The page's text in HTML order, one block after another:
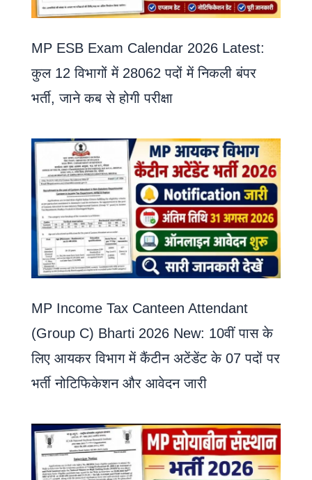
MP ESB Exam Calendar 2026 Latest:
कुल 12 विभागों में 28062 पदों में निकली बंपर
भर्ती, जाने कब से होगी परीक्षा
MP Income Tax Canteen Attendant
(Group C) Bharti 2026 New: 10वीं पास के
लिए आयकर विभाग में कैंटीन अटेंडेंट के 07 पदों पर
भर्ती नोटिफिकेशन और आवेदन जारी